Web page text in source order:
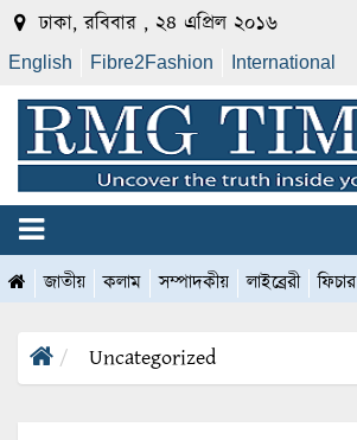
ঢাকা, রবিবার , ২৪ এপ্রিল ২০১৬
English Fibre2Fashion International
জাতীয় কলাম সম্পাদকীয় লাইব্রেরী ফিচার
Uncategorized